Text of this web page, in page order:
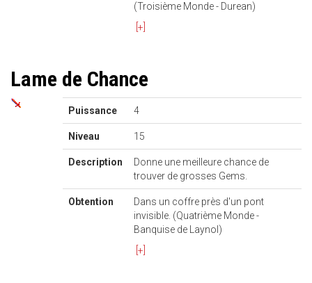
(Troisième Monde - Durean)
[+]
Lame de Chance
Puissance 4
Niveau 15
Description
Donne une meilleure chance de
trouver de grosses Gems.
Obtention
Dans un coffre près d'un pont
invisible. (Quatrième Monde -
Banquise de Laynol)
[+]